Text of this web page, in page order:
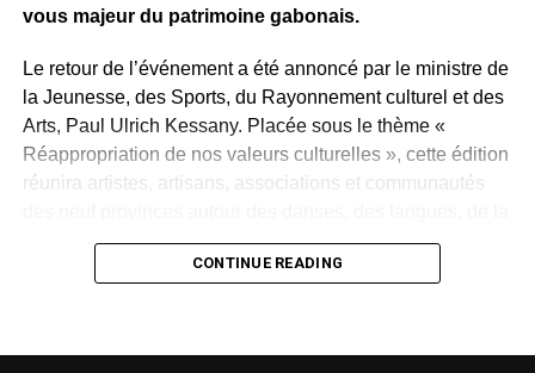
WhatsApp
Facebook
X Telegram
Email
>>
vous majeur du patrimoine gabonais.
Le retour de l’événement a été annoncé par le ministre de
la Jeunesse, des Sports, du Rayonnement culturel et des
Arts, Paul Ulrich Kessany. Placée sous le thème «
Réappropriation de nos valeurs culturelles », cette édition
réunira artistes, artisans, associations et communautés
gastronomie, des rites, des masques et des savoir-faire
CONTINUE READING